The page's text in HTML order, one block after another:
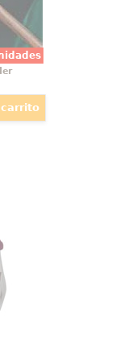
Funko
de
esta
una
9 cm,